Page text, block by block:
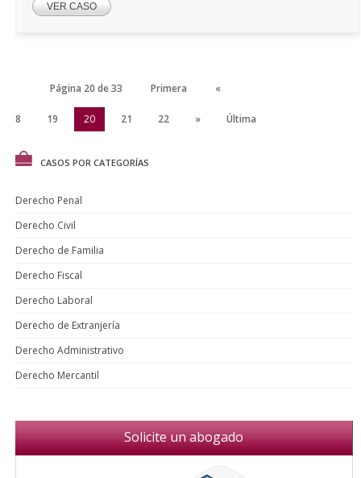
VER CASO
Página 20 de 33 Primera «
18 19 20 21 22 » Última
CASOS POR CATEGORÍAS
Derecho Penal
Derecho Civil
Derecho de Familia
Derecho Fiscal
Derecho Laboral
Derecho de Extranjería
Derecho Administrativo
Derecho Mercantil
Solicite un abogado